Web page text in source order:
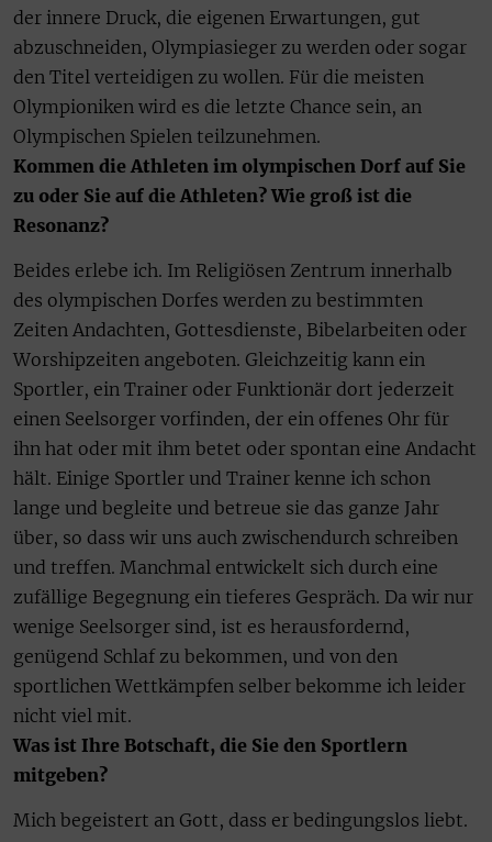
der innere Druck, die eigenen Erwartungen, gut
abzuschneiden, Olympiasieger zu werden oder sogar
den Titel verteidigen zu wollen. Für die meisten
Olympioniken wird es die letzte Chance sein, an
Olympischen Spielen teilzunehmen.
Kommen die Athleten im olympischen Dorf auf Sie
zu oder Sie auf die Athleten? Wie groß ist die
Resonanz?
Beides erlebe ich. Im Religiösen Zentrum innerhalb
des olympischen Dorfes werden zu bestimmten
Zeiten Andachten, Gottesdienste, Bibelarbeiten oder
Worshipzeiten angeboten. Gleichzeitig kann ein
Sportler, ein Trainer oder Funktionär dort jederzeit
einen Seelsorger vorfinden, der ein offenes Ohr für
ihn hat oder mit ihm betet oder spontan eine Andacht
hält. Einige Sportler und Trainer kenne ich schon
lange und begleite und betreue sie das ganze Jahr
über, so dass wir uns auch zwischendurch schreiben
und treffen. Manchmal entwickelt sich durch eine
zufällige Begegnung ein tieferes Gespräch. Da wir nur
wenige Seelsorger sind, ist es herausfordernd,
genügend Schlaf zu bekommen, und von den
sportlichen Wettkämpfen selber bekomme ich leider
nicht viel mit.
Was ist Ihre Botschaft, die Sie den Sportlern
mitgeben?
Mich begeistert an Gott, dass er bedingungslos liebt.